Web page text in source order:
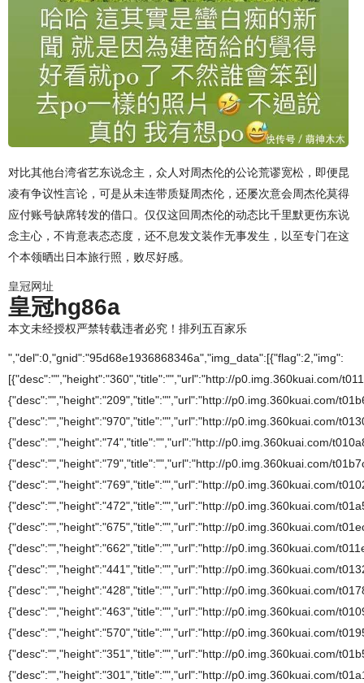
对比其他台湾省艺东说念主，众人对周杰伦的公论荒谬宽松，即便昆
凌有争议性言论，可是从未连带质疑周杰伦，还屡次意会周杰伦莫得
应付账号缺席转发的借口。仅仅这回周杰伦的动态比千里默更伤东说
念主心，不肯意表态态度，还不息发文装作无事发生，以至专门在这
个本领晒出日本旅行照，败尽好感。
皇冠网址
皇冠hg86a
本文未经授权严禁转载违者必究！排列五百家乐
","del":0,"gnid":"95d68e1936868346a","img_data":[{"flag":2,"img":
[{"desc":"","height":"360","title":"","url":"http://p0.img.360kuai.com/
{"desc":"","height":"209","title":"","url":"http://p0.img.360kuai.com/
{"desc":"","height":"970","title":"","url":"http://p0.img.360kuai.com/
{"desc":"","height":"74","title":"","url":"http://p0.img.360kuai.com/
{"desc":"","height":"79","title":"","url":"http://p0.img.360kuai.com/
{"desc":"","height":"769","title":"","url":"http://p0.img.360kuai.com/
{"desc":"","height":"472","title":"","url":"http://p0.img.360kuai.com/
{"desc":"","height":"675","title":"","url":"http://p0.img.360kuai.com/
{"desc":"","height":"662","title":"","url":"http://p0.img.360kuai.com/
{"desc":"","height":"441","title":"","url":"http://p0.img.360kuai.com/
{"desc":"","height":"428","title":"","url":"http://p0.img.360kuai.com/
{"desc":"","height":"463","title":"","url":"http://p0.img.360kuai.com/
{"desc":"","height":"570","title":"","url":"http://p0.img.360kuai.com/
{"desc":"","height":"351","title":"","url":"http://p0.img.360kuai.com/
{"desc":"","height":"301","title":"","url":"http://p0.img.360kuai.com/